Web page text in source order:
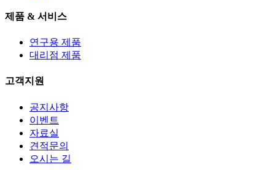
제품 & 서비스
연구용 제품
대리점 제품
고객지원
공지사항
이벤트
자료실
견적문의
오시는 길